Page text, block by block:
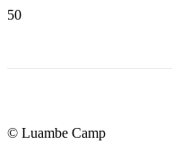
© Luambe Camp